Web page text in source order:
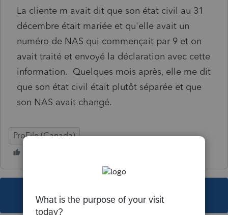
La cliente m avait dit que son état civil au 31
décembre était mariée et qu'elle avait un
numéro de NAS qui commençait par 9 et on
avait traité et envoyé la déclaration avec cette
information. Quelques mois après, elle me dit
que son état civil était plutôt séparée et que
son NAS avait changé.
ProFile (Canada)
This topic has been closed for replies.